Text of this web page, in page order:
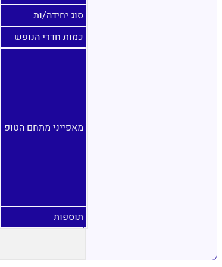
סוג יחידה/ות
כמות חדרי הנופש
מאפייני מתחם הטופ
תוספות